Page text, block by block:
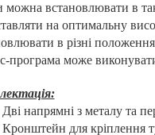
можна встановлювати в
на оптимальну
в різні
програма може
Дві напрямні з металу та
Кронштейн для кріплення